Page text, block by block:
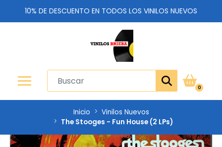
10% DE DESCUENTO EN TODOS LOS VINILOS NUEVOS
0
Inicio
Vinilos Nuevos
The Stooges - Fun House (2 LPs)